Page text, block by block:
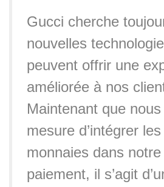
Gucci cherche
nouvelles
peuvent offrir une
améliorée à nos
Maintenant que
mesure d’intégrer
monnaies dans
paiement, il s’agit